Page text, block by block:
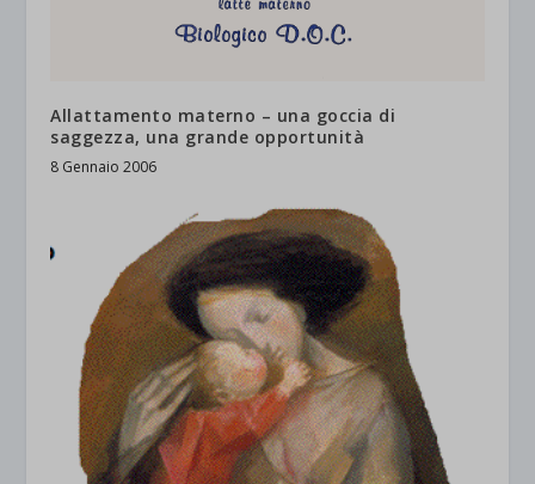
Allattamento materno – una goccia di
saggezza, una grande opportunità
8 Gennaio 2006